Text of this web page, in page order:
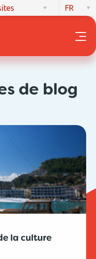
FR
de blog
la culture